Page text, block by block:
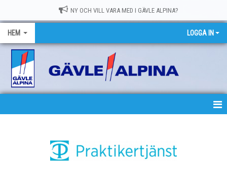
NY OCH VILL VARA MED I GÄVLE ALPINA?
HEM LOGGA IN